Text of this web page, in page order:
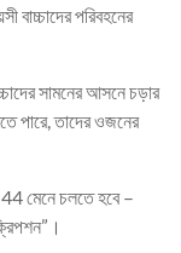
বাচ্চাদের পরিবহনের
সামনের আসনে চড়ার
পারে, তাদের ওজনের
মেনে চলতে হবে –